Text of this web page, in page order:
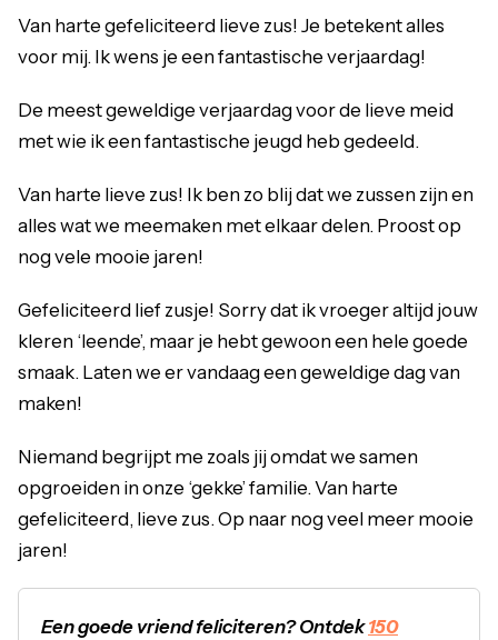
Van harte gefeliciteerd lieve zus! Je betekent alles
voor mij. Ik wens je een fantastische verjaardag!
De meest geweldige verjaardag voor de lieve meid
met wie ik een fantastische jeugd heb gedeeld.
Van harte lieve zus! Ik ben zo blij dat we zussen zijn en
alles wat we meemaken met elkaar delen. Proost op
nog vele mooie jaren!
Gefeliciteerd lief zusje! Sorry dat ik vroeger altijd jouw
kleren ‘leende’, maar je hebt gewoon een hele goede
smaak. Laten we er vandaag een geweldige dag van
maken!
Niemand begrijpt me zoals jij omdat we samen
opgroeiden in onze ‘gekke’ familie. Van harte
gefeliciteerd, lieve zus. Op naar nog veel meer mooie
jaren!
Een goede vriend feliciteren? Ontdek150